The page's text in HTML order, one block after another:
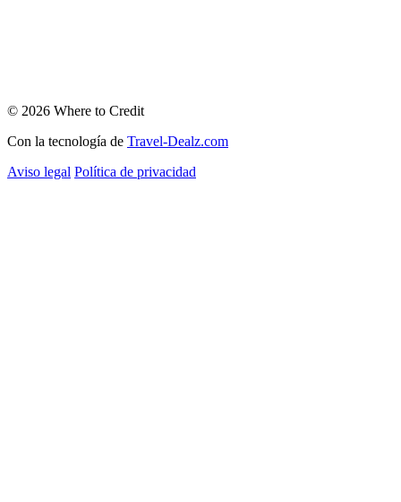
© 2026 Where to Credit
Con la tecnología de Travel-Dealz.com
Aviso legal Política de privacidad